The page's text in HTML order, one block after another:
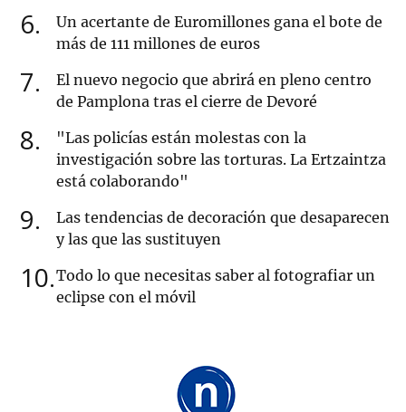
6
Un acertante de Euromillones gana el bote de
más de 111 millones de euros
7
El nuevo negocio que abrirá en pleno centro
de Pamplona tras el cierre de Devoré
8
"Las policías están molestas con la
investigación sobre las torturas. La Ertzaintza
está colaborando"
9
Las tendencias de decoración que desaparecen
y las que las sustituyen
10 Todo lo que necesitas saber al fotografiar un
eclipse con el móvil